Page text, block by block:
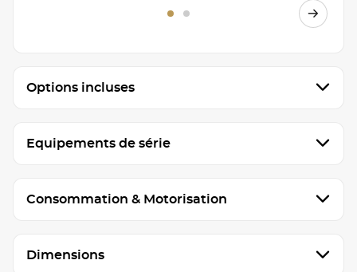
Options incluses
Equipements de série
Consommation & Motorisation
Dimensions